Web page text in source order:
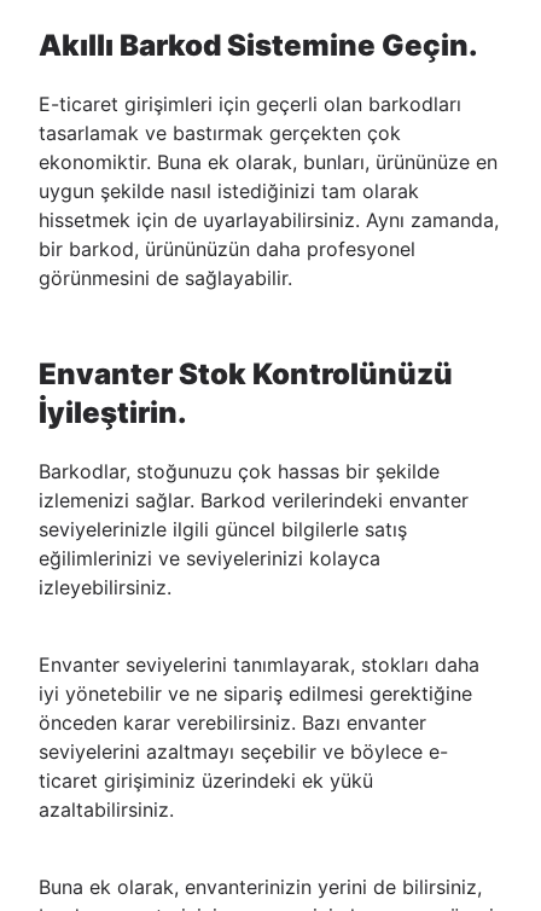
Akıllı Barkod Sistemine Geçin.
E-ticaret girişimleri için geçerli olan barkodları
tasarlamak ve bastırmak gerçekten çok
ekonomiktir. Buna ek olarak, bunları, ürününüze en
uygun şekilde nasıl istediğinizi tam olarak
hissetmek için de uyarlayabilirsiniz. Aynı zamanda,
bir barkod, ürününüzün daha profesyonel
görünmesini de sağlayabilir.
Envanter Stok Kontrolünüzü
İyileştirin.
Barkodlar, stoğunuzu çok hassas bir şekilde
izlemenizi sağlar. Barkod verilerindeki envanter
seviyelerinizle ilgili güncel bilgilerle satış
eğilimlerinizi ve seviyelerinizi kolayca
izleyebilirsiniz.
Envanter seviyelerini tanımlayarak, stokları daha
iyi yönetebilir ve ne sipariş edilmesi gerektiğine
önceden karar verebilirsiniz. Bazı envanter
seviyelerini azaltmayı seçebilir ve böylece e-
ticaret girişiminiz üzerindeki ek yükü
azaltabilirsiniz.
Buna ek olarak, envanterinizin yerini de bilirsiniz,